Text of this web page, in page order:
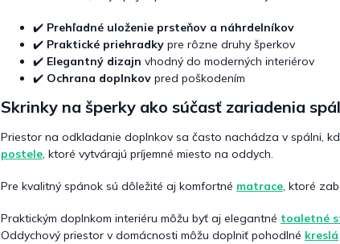
✔️ Prehľadné uloženie prsteňov a náhrdelníkov
✔️ Praktické priehradky pre rôzne druhy šperkov
✔️ Elegantný dizajn vhodný do moderných interiérov
✔️ Ochrana doplnkov pred poškodením
Skrinky na šperky ako súčasť zariadenia
Priestor na odkladanie doplnkov sa často nachádza v spálni,
postele, ktoré vytvárajú príjemné miesto na oddych.
Pre kvalitný spánok sú dôležité aj komfortné matrace, ktoré
Praktickým doplnkom interiéru môžu byť aj elegantné toaletné
Oddychový priestor v domácnosti môžu doplniť pohodlné kreslá